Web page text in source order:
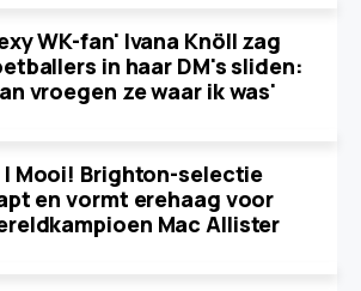
WK-fan' Ivana Knöll zag
in haar DM's sliden:
vroegen ze waar ik was'
| Mooi! Brighton-selectie
en vormt erehaag voor
Mac Allister